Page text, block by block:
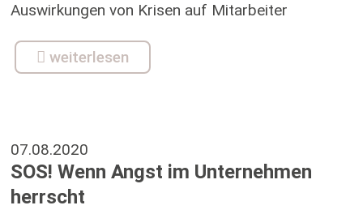
Auswirkungen von Krisen auf Mitarbeiter
weiterlesen
07.08.2020
SOS! Wenn Angst im Unternehmen
herrscht